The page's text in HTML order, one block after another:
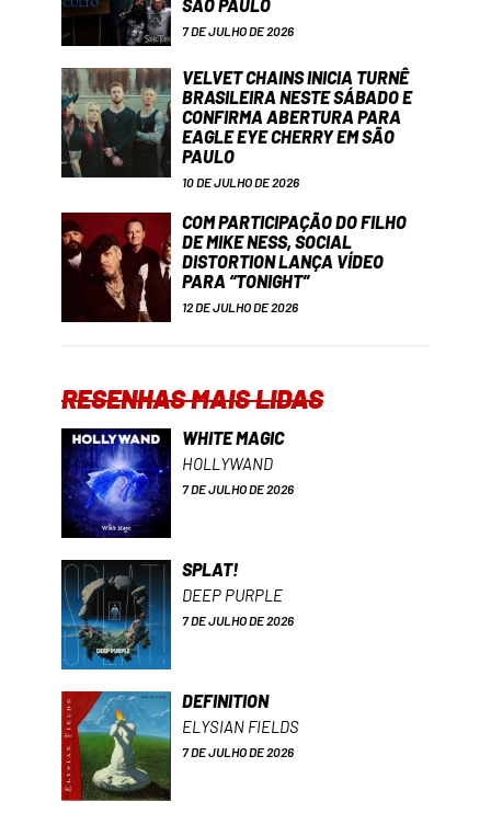
SÃO PAULO
7 DE JULHO DE 2026
VELVET CHAINS INICIA TURNÊ
BRASILEIRA NESTE SÁBADO E
CONFIRMA ABERTURA PARA
EAGLE EYE CHERRY EM SÃO
PAULO
10 DE JULHO DE 2026
COM PARTICIPAÇÃO DO FILHO
DE MIKE NESS, SOCIAL
DISTORTION LANÇA VÍDEO
PARA “TONIGHT”
12 DE JULHO DE 2026
RESENHAS MAIS LIDAS
WHITE MAGIC
HOLLYWAND
7 DE JULHO DE 2026
SPLAT!
DEEP PURPLE
7 DE JULHO DE 2026
DEFINITION
ELYSIAN FIELDS
7 DE JULHO DE 2026